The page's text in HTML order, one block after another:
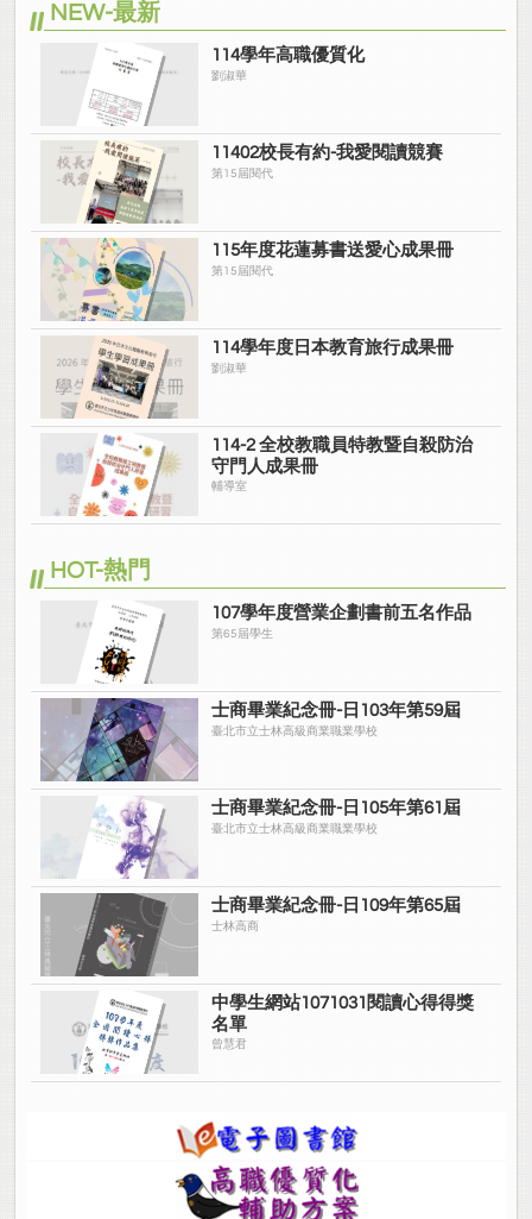
NEW-最新
114學年高職優質化
劉淑華
11402校長有約-我愛閱讀競賽
第15屆閱代
115年度花蓮募書送愛心成果冊
第15屆閱代
114學年度日本教育旅行成果冊
劉淑華
114-2 全校教職員特教暨自殺防治
守門人成果冊
輔導室
HOT-熱門
107學年度營業企劃書前五名作品
第65屆學生
士商畢業紀念冊-日103年第59屆
臺北市立士林高級商業職業學校
士商畢業紀念冊-日105年第61屆
臺北市立士林高級商業職業學校
士商畢業紀念冊-日109年第65屆
士林高商
中學生網站1071031閱讀心得得獎
名單
曾慧君